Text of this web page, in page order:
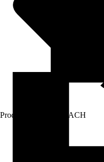
Prodej přes: HORNBACH